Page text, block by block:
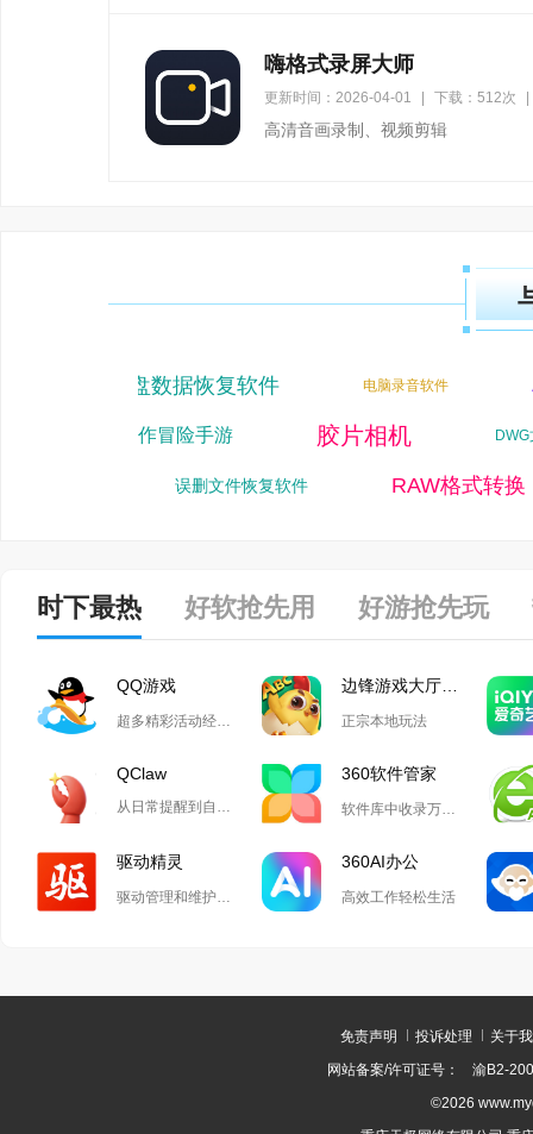
嗨格式录屏大师
更新时间：2026-04-01 下载：512次
高清音画录制、视频剪辑
硬盘数据恢复软件 电脑录音软件
误删图片恢复 文字转语音软件
误删文件恢复软件 RAW格式转换
时下最热 好软抢先用 好游抢先玩
QQ游戏
超多精彩活动经典玩法尽在QQ游戏 正宗本地玩法
QClaw
从日常提醒到自动化开发,Qclaw解锁无限可能
360软件管家
软件库中收录万款正版软件
驱动精灵
驱动管理和维护工具
360AI办公
高效工作轻松生活
免责声明 投诉处理
关于
网站备案/许可证号：
渝B2-
©2026